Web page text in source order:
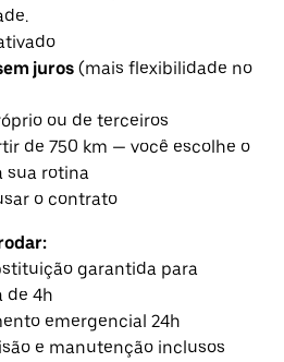
juros (mais flexibilidade no
ou de terceiros
de 750 km — você escolhe o
sua rotina
o contrato
garantida para
de 4h
emergencial 24h
e manutenção inclusos